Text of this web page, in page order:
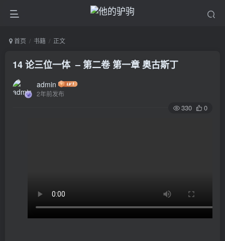
首页 书籍 正文
14 论三位一体 – 第二卷 第一章 奥古斯丁
admin
2年前发布
330 0